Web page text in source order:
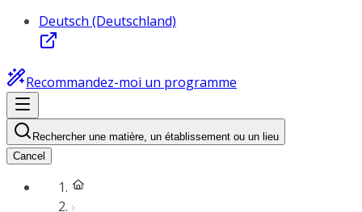
Deutsch (Deutschland)
Recommandez-moi un programme
Rechercher une matière, un établissement ou un lieu
Cancel